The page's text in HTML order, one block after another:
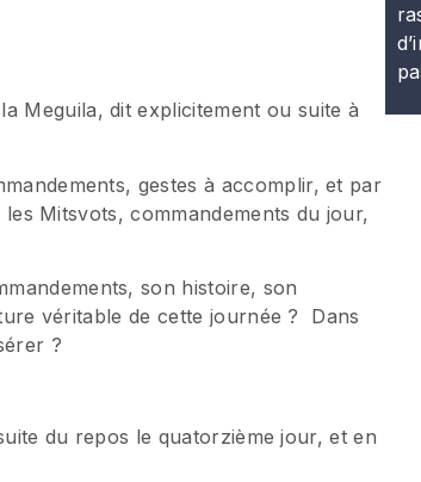
Meguila, dit explicitement ou suite à
gestes à accomplir, et par
Mitsvots, commandements du jour,
son histoire, son
véritable de cette journée ? Dans
?
du repos le quatorzième jour, et en